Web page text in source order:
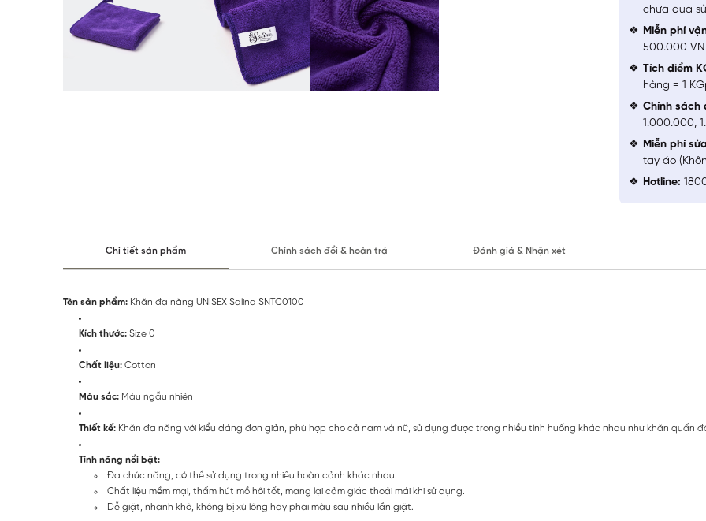
chưa qua
Miễn phí
500.000
Tích điểm
hàng = 1
Chính sách
1.000.000,
Miễn phí
tay áo
Hotline:
Chi tiết sản phẩm Chính sách đổi & hoàn trả Đánh giá & Nhận xét
Tên sản phẩm: Khăn đa năng UNISEX Salina SNTC0100
Kích thước: Size 0
Chất liệu: Cotton
Màu sắc: Màu ngẫu nhiên
Thiết kế: Khăn đa năng với kiểu dáng đơn giản, phù hợp cho cả nam và nữ, sử dụng được trong nhiều tình huống khác nhau như khăn quấn
Tính năng nổi bật:
Đa chức năng, có thể sử dụng trong nhiều hoàn cảnh khác nhau.
Chất liệu mềm mại, thấm hút mồ hôi tốt, mang lại cảm giác thoải mái khi sử dụng.
Dễ giặt, nhanh khô, không bị xù lông hay phai màu sau nhiều lần giặt.